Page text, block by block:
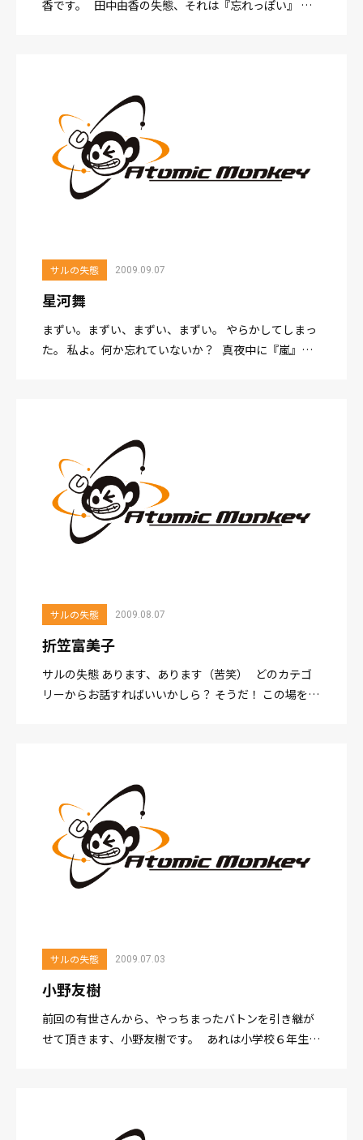
香です。 田中由香の失態、それは『忘れっぽい』 こ
サルの失態 2009.09.07
星河舞
まずい。まずい、まずい、まずい。 やらかしてしまっ
た。 私よ。何か忘れていないか？ 真夜中に『嵐』の
サルの失態 2009.08.07
折笠富美子
サルの失態 あります、あります（苦笑） どのカテゴ
リーからお話すればいいかしら？ そうだ！ この場を借
サルの失態 2009.07.03
小野友樹
前回の有世さんから、やっちまったバトンを引き継が
せて頂きます、小野友樹です。 あれは小学校６年生の